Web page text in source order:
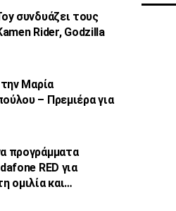
συνδυάζει τους
Rider, Godzilla
Μαρία
– Πρεμιέρα για
προγράμματα
RED για
ομιλία και…